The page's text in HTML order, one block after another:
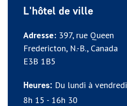
L'hôtel de ville
Adresse: 397, rue Queen
Fredericton, N.-B., Canada
E3B 1B5
Heures: Du lundi à vendredi
8h 15 - 16h 30